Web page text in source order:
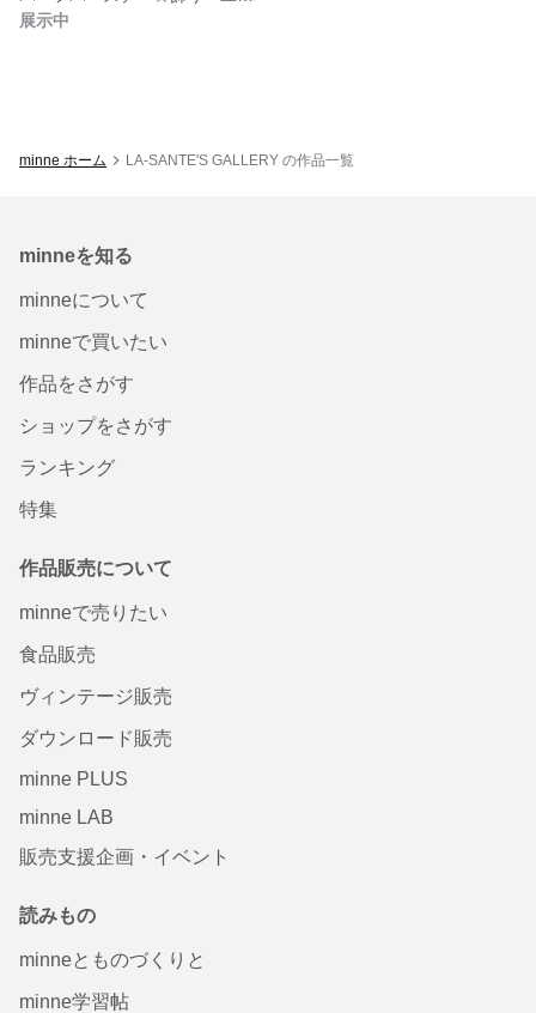
展示中
minne ホーム LA-SANTE'S GALLERY の作品一覧
minneを知る
minneについて
minneで買いたい
作品をさがす
ショップをさがす
ランキング
特集
作品販売について
minneで売りたい
食品販売
ヴィンテージ販売
ダウンロード販売
minne PLUS
minne LAB
販売支援企画・イベント
読みもの
minneとものづくりと
minne学習帖